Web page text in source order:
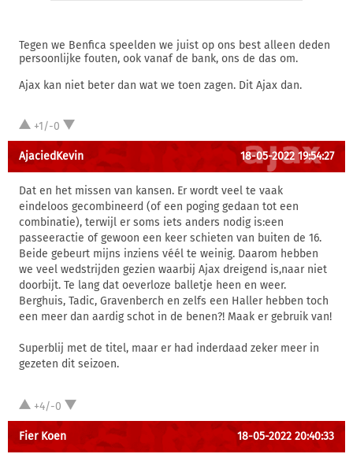
Tegen we Benfica speelden we juist op ons best alleen deden
persoonlijke fouten, ook vanaf de bank, ons de das om.
Ajax kan niet beter dan wat we toen zagen. Dit Ajax dan.
+1/-0
AjaciedKevin 18-05-2022 19:54:27
Dat en het missen van kansen. Er wordt veel te vaak
eindeloos gecombineerd (of een poging gedaan tot een
combinatie), terwijl er soms iets anders nodig is:een
passeeractie of gewoon een keer schieten van buiten de 16.
Beide gebeurt mijns inziens véél te weinig. Daarom hebben
we veel wedstrijden gezien waarbij Ajax dreigend is,naar niet
doorbijt. Te lang dat oeverloze balletje heen en weer.
Berghuis, Tadic, Gravenberch en zelfs een Haller hebben toch
een meer dan aardig schot in de benen?! Maak er gebruik van!
Superblij met de titel, maar er had inderdaad zeker meer in
gezeten dit seizoen.
+4/-0
Fier Koen 18-05-2022 20:40:33